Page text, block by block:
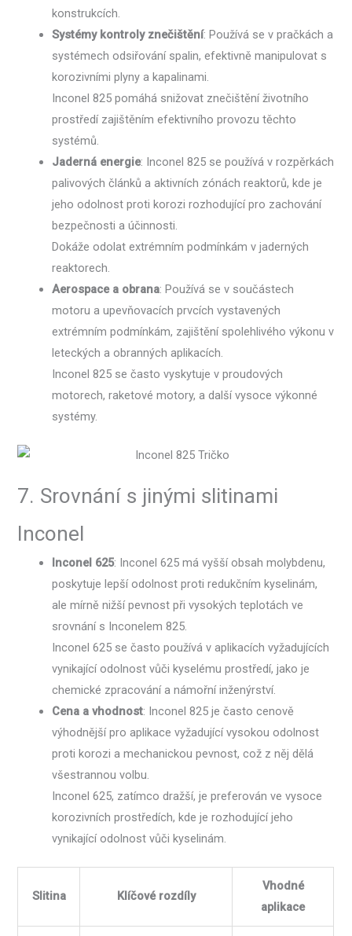
konstrukcích.
Systémy kontroly znečištění: Používá se v pračkách a
systémech odsiřování spalin, efektivně manipulovat s
korozivními plyny a kapalinami.
Inconel 825 pomáhá snižovat znečištění životního
prostředí zajištěním efektivního provozu těchto
systémů.
Jaderná energie: Inconel 825 se používá v rozpěrkách
palivových článků a aktivních zónách reaktorů, kde je
jeho odolnost proti korozi rozhodující pro zachování
bezpečnosti a účinnosti.
Dokáže odolat extrémním podmínkám v jaderných
reaktorech.
Aerospace a obrana: Používá se v součástech
motoru a upevňovacích prvcích vystavených
extrémním podmínkám, zajištění spolehlivého výkonu v
leteckých a obranných aplikacích.
Inconel 825 se často vyskytuje v proudových
motorech, raketové motory, a další vysoce výkonné
systémy.
7. Srovnání s jinými slitinami
Inconel
Inconel 625: Inconel 625 má vyšší obsah molybdenu,
poskytuje lepší odolnost proti redukčním kyselinám,
ale mírně nižší pevnost při vysokých teplotách ve
srovnání s Inconelem 825.
Inconel 625 se často používá v aplikacích vyžadujících
vynikající odolnost vůči kyselému prostředí, jako je
chemické zpracování a námořní inženýrství.
Cena a vhodnost: Inconel 825 je často cenově
výhodnější pro aplikace vyžadující vysokou odolnost
proti korozi a mechanickou pevnost, což z něj dělá
všestrannou volbu.
Inconel 625, zatímco dražší, je preferován ve vysoce
korozivních prostředích, kde je rozhodující jeho
vynikající odolnost vůči kyselinám.
Slitina Klíčové rozdíly
Vhodné
aplikace